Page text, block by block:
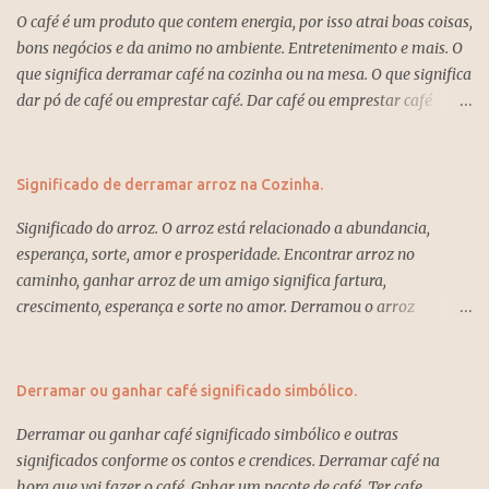
O café é um produto que contem energia, por isso atrai boas coisas,
bons negócios e da animo no ambiente. Entretenimento e mais. O
que significa derramar café na cozinha ou na mesa. O que significa
dar pó de café ou emprestar café. Dar café ou emprestar café
amigos significa que os planos vão ter que ser mudado por força
futuro. Derramar café na cozinha ou no piso da casa significa
mudanças, prosperidade e boas energias. Oferecer uma xícara de
café as visitas ou aos clientes quando eles visitam a loja ou o
escritório atrai boas energias e atrai vendas no estabelecimento
significa derramar café. Mais significado sobre o café. O café
Significado de derramar arroz na Cozinha.
Significado do arroz. O arroz está relacionado a abundancia,
esperança, sorte, amor e prosperidade. Encontrar arroz no
caminho, ganhar arroz de um amigo significa fartura,
crescimento, esperança e sorte no amor. Derramou o arroz
Mais. Significado de derramar arroz na cozinha. Significado de
encontrar arroz no chão ou pelo caminho significa felicidade,
sorte, amor, e prosperidade na vida. Se você está na cozinha
Derramar ou ganhar café significado simbólico.
Derramar ou ganhar café significado simbólico e outras
significados conforme os contos e crendices. Derramar café na